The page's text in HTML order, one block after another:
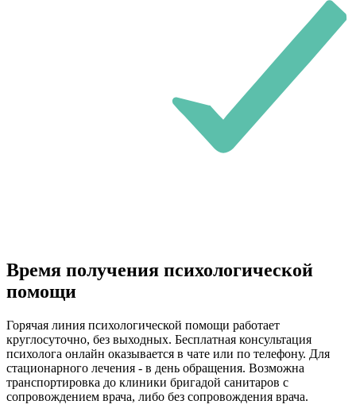
Время получения психологической
помощи
Горячая линия психологической помощи работает
круглосуточно, без выходных. Бесплатная консультация
психолога онлайн оказывается в чате или по телефону. Для
стационарного лечения - в день обращения. Возможна
транспортировка до клиники бригадой санитаров с
сопровождением врача, либо без сопровождения врача.